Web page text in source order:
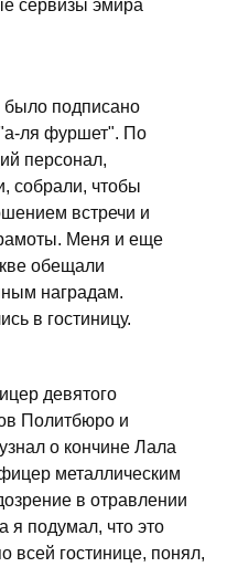
сервизы эмира
было подписано
ля фуршет". По
персонал,
собрали, чтобы
встречи и
Меня и еще
обещали
наградам.
в гостиницу.
девятого
Политбюро и
о кончине Лала
металлическим
в отравлении
я подумал, что это
гостинице, понял,